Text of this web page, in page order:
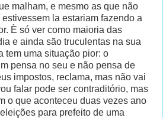
malham, e mesmo as que não
la estariam fazendo a
È só ver como maioria das
e ainda são truculentas na sua
tem uma situação pior: o
pensa no seu e não pensa de
impostos, reclama, mas não vai
falar pode ser contraditório, mas
o que aconteceu duas vezes ano
para prefeito de uma